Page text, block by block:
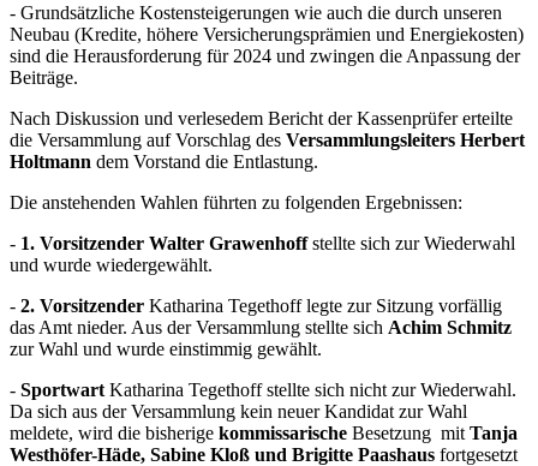
- Grundsätzliche Kostensteigerungen wie auch die durch unseren
Neubau (Kredite, höhere Versicherungsprämien und Energiekosten)
sind die Herausforderung für 2024 und zwingen die Anpassung der
Beiträge.
Nach Diskussion und verlesedem Bericht der Kassenprüfer erteilte
die Versammlung auf Vorschlag des Versammlungsleiters Herbert
Holtmann dem Vorstand die Entlastung.
Die anstehenden Wahlen führten zu folgenden Ergebnissen:
- 1. Vorsitzender Walter Grawenhoffstellte sich zur Wiederwahl
und wurde wiedergewählt.
- 2. Vorsitzender Katharina Tegethoff legte zur Sitzung vorfällig
das Amt nieder. Aus der Versammlung stellte sich Achim Schmitz
zur Wahl und wurde einstimmig gewählt.
- Sportwart Katharina Tegethoff stellte sich nicht zur Wiederwahl.
Da sich aus der Versammlung kein neuer Kandidat zur Wahl
meldete, wird die bisherige kommissarische Besetzung mit Tanja
Westhöfer-Häde, Sabine Kloß und Brigitte Paashaus fortgesetzt